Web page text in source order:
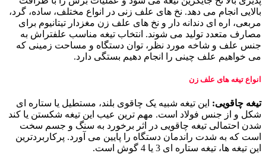
بالایی انجام می دهد. نخ های علف زنی در انواع مختلف، ساده، گرد،
مربعی، اره ای دندانه دار و نخ های علف زن مغزدار تیتانیوم برای
مصارف متعدد تولید می شوند. انتخاب تیغه مناسب علفتراش به
جنس علف و شاخه مورد نظر، توان دستگاه و مساحت زمینی که
می خواهیم علف چینی را انجام دهیم بستگی دارد.
انواع تیغه های علف زن
تیغه چاقویی: این تیغه شبیه یک چاقوی بلند، مستطیل یا ستاره ای
شکل و از جنس فولاد است. مهم ترین عیب این تیغه شکستن یا کند
شدن احتمالی تیغه چاقویی در اثر برخورد به سنگ و جسم سخت
است که به شدت راندمان دستگاه را پایین می آورد. پرکاربردترین
این تیغه ها، تیغه ستاره ای 3 یا 4 گوش است.